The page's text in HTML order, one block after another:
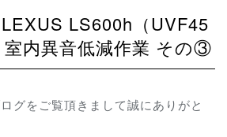
内異音低減作業 その③
グをご覧頂きまして誠にありがと